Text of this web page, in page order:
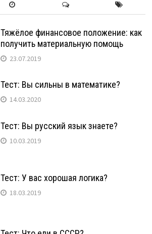
Тяжёлое финансовое положение: как
получить материальную помощь
23.07.2019
Тест: Вы сильны в математике?
14.03.2020
Тест: Вы русский язык знаете?
10.03.2019
Тест: У вас хорошая логика?
18.03.2019